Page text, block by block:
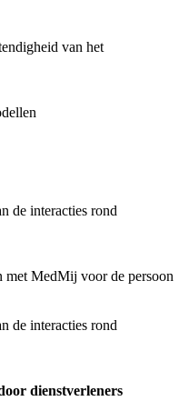
van het
de interacties rond
met MedMij voor de persoon
de interacties rond
dienstverleners